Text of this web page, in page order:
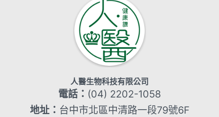
人醫生物科技有限公司
電話： (04) 2202-1058
地址： 台中市北區中清路一段79號6F